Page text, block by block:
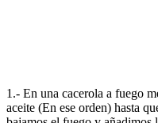
1.- En una cacerola a fuego
aceite (En ese orden) hasta